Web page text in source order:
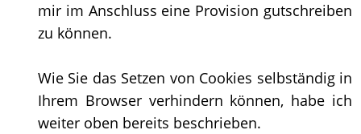
mir im Anschluss eine Provision gutschreiben
zu können.
Wie Sie das Setzen von Cookies selbständig in
Ihrem Browser verhindern können, habe ich
weiter oben bereits beschrieben.